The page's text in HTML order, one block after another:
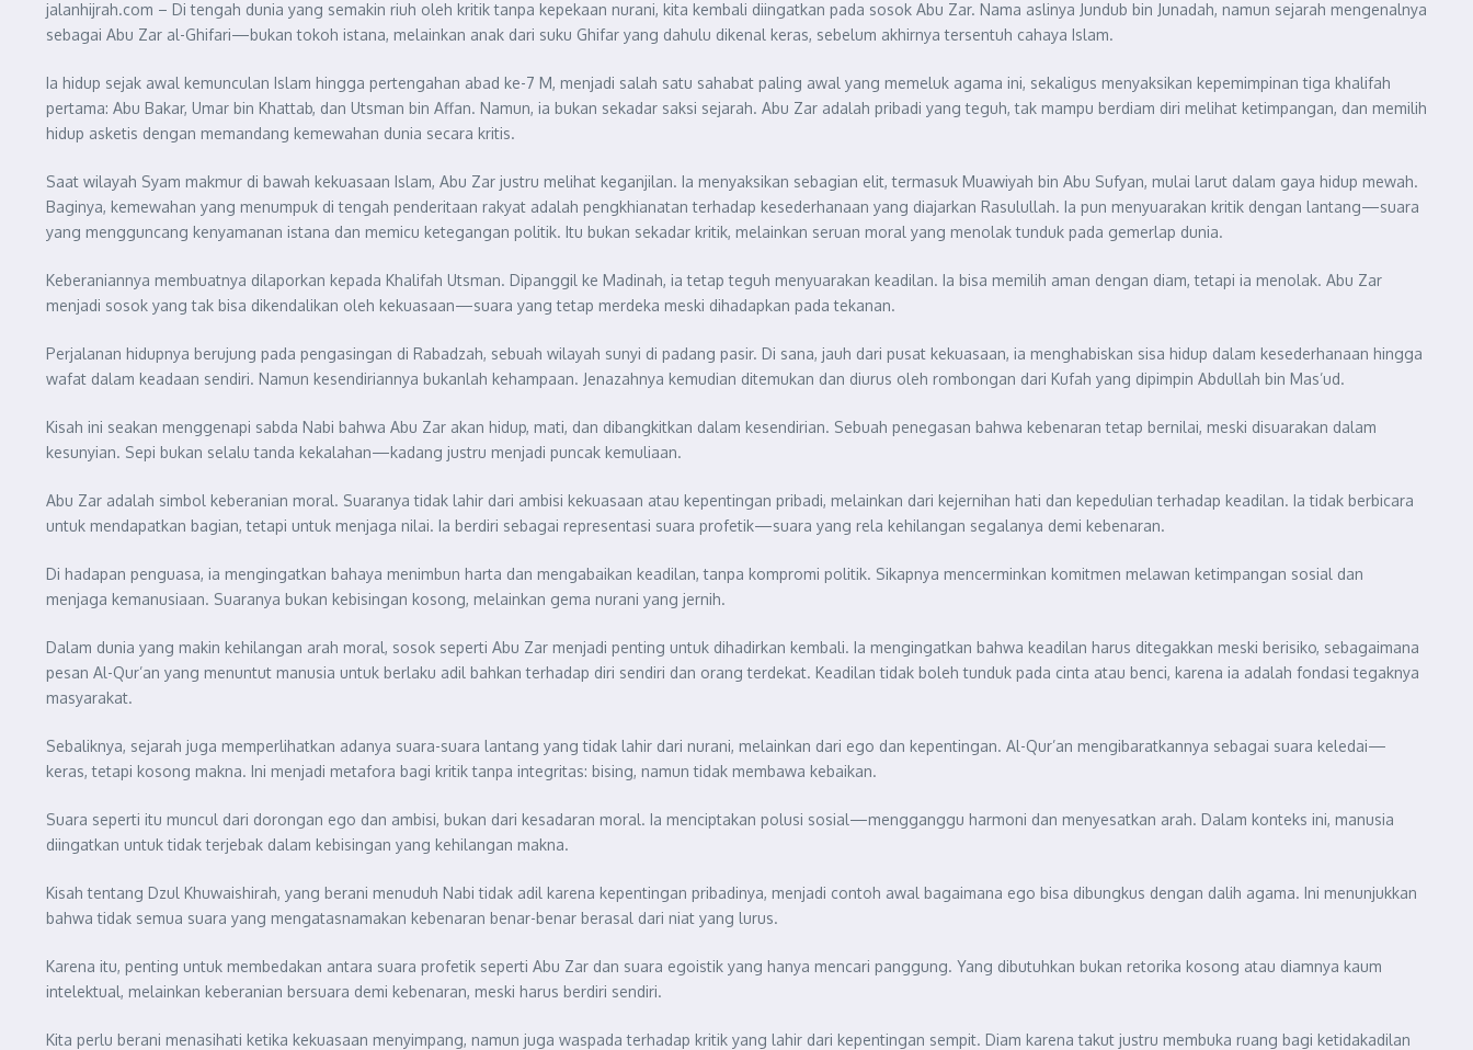
jalanhijrah.com – Di tengah dunia yang semakin riuh oleh kritik tanpa kepekaan nurani, kita kembali diingatkan pada sosok Abu Zar. Nama aslinya Jundub bin Junadah, namun sejarah mengenalnya
sebagai Abu Zar al-Ghifari—bukan tokoh istana, melainkan anak dari suku Ghifar yang dahulu dikenal keras, sebelum akhirnya tersentuh cahaya Islam.
Ia hidup sejak awal kemunculan Islam hingga pertengahan abad ke-7 M, menjadi salah satu sahabat paling awal yang memeluk agama ini, sekaligus menyaksikan kepemimpinan tiga khalifah
pertama: Abu Bakar, Umar bin Khattab, dan Utsman bin Affan. Namun, ia bukan sekadar saksi sejarah. Abu Zar adalah pribadi yang teguh, tak mampu berdiam diri melihat ketimpangan, dan memilih
hidup asketis dengan memandang kemewahan dunia secara kritis.
Saat wilayah Syam makmur di bawah kekuasaan Islam, Abu Zar justru melihat keganjilan. Ia menyaksikan sebagian elit, termasuk Muawiyah bin Abu Sufyan, mulai larut dalam gaya hidup mewah.
Baginya, kemewahan yang menumpuk di tengah penderitaan rakyat adalah pengkhianatan terhadap kesederhanaan yang diajarkan Rasulullah. Ia pun menyuarakan kritik dengan lantang—suara
yang mengguncang kenyamanan istana dan memicu ketegangan politik. Itu bukan sekadar kritik, melainkan seruan moral yang menolak tunduk pada gemerlap dunia.
Keberaniannya membuatnya dilaporkan kepada Khalifah Utsman. Dipanggil ke Madinah, ia tetap teguh menyuarakan keadilan. Ia bisa memilih aman dengan diam, tetapi ia menolak. Abu Zar
menjadi sosok yang tak bisa dikendalikan oleh kekuasaan—suara yang tetap merdeka meski dihadapkan pada tekanan.
Perjalanan hidupnya berujung pada pengasingan di Rabadzah, sebuah wilayah sunyi di padang pasir. Di sana, jauh dari pusat kekuasaan, ia menghabiskan sisa hidup dalam kesederhanaan hingga
wafat dalam keadaan sendiri. Namun kesendiriannya bukanlah kehampaan. Jenazahnya kemudian ditemukan dan diurus oleh rombongan dari Kufah yang dipimpin Abdullah bin Mas’ud.
Kisah ini seakan menggenapi sabda Nabi bahwa Abu Zar akan hidup, mati, dan dibangkitkan dalam kesendirian. Sebuah penegasan bahwa kebenaran tetap bernilai, meski disuarakan dalam
kesunyian. Sepi bukan selalu tanda kekalahan—kadang justru menjadi puncak kemuliaan.
Abu Zar adalah simbol keberanian moral. Suaranya tidak lahir dari ambisi kekuasaan atau kepentingan pribadi, melainkan dari kejernihan hati dan kepedulian terhadap keadilan. Ia tidak berbicara
untuk mendapatkan bagian, tetapi untuk menjaga nilai. Ia berdiri sebagai representasi suara profetik—suara yang rela kehilangan segalanya demi kebenaran.
Di hadapan penguasa, ia mengingatkan bahaya menimbun harta dan mengabaikan keadilan, tanpa kompromi politik. Sikapnya mencerminkan komitmen melawan ketimpangan sosial dan
menjaga kemanusiaan. Suaranya bukan kebisingan kosong, melainkan gema nurani yang jernih.
Dalam dunia yang makin kehilangan arah moral, sosok seperti Abu Zar menjadi penting untuk dihadirkan kembali. Ia mengingatkan bahwa keadilan harus ditegakkan meski berisiko, sebagaimana
pesan Al-Qur’an yang menuntut manusia untuk berlaku adil bahkan terhadap diri sendiri dan orang terdekat. Keadilan tidak boleh tunduk pada cinta atau benci, karena ia adalah fondasi tegaknya
masyarakat.
Sebaliknya, sejarah juga memperlihatkan adanya suara-suara lantang yang tidak lahir dari nurani, melainkan dari ego dan kepentingan. Al-Qur’an mengibaratkannya sebagai suara keledai—
keras, tetapi kosong makna. Ini menjadi metafora bagi kritik tanpa integritas: bising, namun tidak membawa kebaikan.
Suara seperti itu muncul dari dorongan ego dan ambisi, bukan dari kesadaran moral. Ia menciptakan polusi sosial—mengganggu harmoni dan menyesatkan arah. Dalam konteks ini, manusia
diingatkan untuk tidak terjebak dalam kebisingan yang kehilangan makna.
Kisah tentang Dzul Khuwaishirah, yang berani menuduh Nabi tidak adil karena kepentingan pribadinya, menjadi contoh awal bagaimana ego bisa dibungkus dengan dalih agama. Ini menunjukkan
bahwa tidak semua suara yang mengatasnamakan kebenaran benar-benar berasal dari niat yang lurus.
Karena itu, penting untuk membedakan antara suara profetik seperti Abu Zar dan suara egoistik yang hanya mencari panggung. Yang dibutuhkan bukan retorika kosong atau diamnya kaum
intelektual, melainkan keberanian bersuara demi kebenaran, meski harus berdiri sendiri.
Kita perlu berani menasihati ketika kekuasaan menyimpang, namun juga waspada terhadap kritik yang lahir dari kepentingan sempit. Diam karena takut justru membuka ruang bagi ketidakadilan